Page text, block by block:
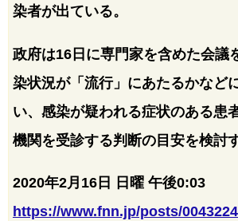
染者が出ている。
政府は16日に専門家を含めた会議
染状況が「流行」にあたるかなど
い、感染が疑われる症状のある患
機関を受診する判断の目安を検討
2020年2月16日 日曜 午後0:03
https://www.fnn.jp/posts/